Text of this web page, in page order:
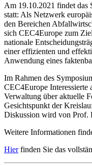
Am 19.10.2021 findet das
statt: Als Netzwerk
den Bereichen
sich CEC4Europe zum
nationale
einer effizienten und
Anwendung eines
Im Rahmen des
CEC4Europe Interessierte
Verwaltung über aktuelle
Gesichtspunkt der
Diskussion wird von Prof.
Weitere Informationen
Hierfinden Sie das